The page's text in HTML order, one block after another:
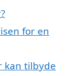
for en
kan tilbyde